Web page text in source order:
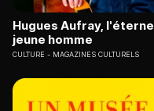
Hugues Aufray,
jeune homme
CULTURE MAGAZINES CULTURELS